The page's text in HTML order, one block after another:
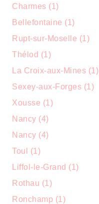
Charmes (1)
Bellefontaine (1)
Rupt-sur-Moselle (1)
Thélod (1)
La Croix-aux-Mines (1)
Sexey-aux-Forges (1)
Xousse (1)
Nancy (4)
Nancy (4)
Toul (1)
Liffol-le-Grand (1)
Rothau (1)
Ronchamp (1)